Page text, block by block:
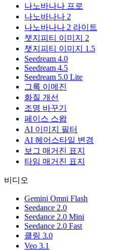
나노바나나 프로
나노바나나 2
나노바나나 2 라이트
챗지피티 이미지 2
챗지피티 이미지 1.5
Seedream 4.0
Seedream 4.5
Seedream 5.0 Lite
그록 이메진
화질 개선
조명 바꾸기
페이스 스왑
AI 이미지 필터
AI 헤어스타일 변경
보그 매거진 표지
타임 매거진 표지
비디오
Gemini Omni Flash
Seedance 2.0
Seedance 2.0 Mini
Seedance 2.0 Fast
클링 3.0
Veo 3.1